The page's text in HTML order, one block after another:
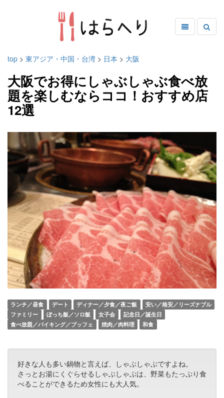
top > 東アジア・中国・台湾 > 日本 > 大阪
大阪でお得にしゃぶしゃぶ食べ放
題を楽しむならココ！おすすめ店
12選
ランチ／昼食 デート ディナー／夕食／夜ご飯
安い／格安／リーズナブル
ファミリー
ぼっち飯／ソロ飯 女子会
記念日／誕生日
食べ放題／バイキング／ブッフェ
焼肉／肉料理 和食
好きな人も多い鍋物と言えば、しゃぶしゃぶですよね。
さっとお湯にくぐらせるしゃぶしゃぶは、野菜もたっぷり食
べることができるため女性にも大人気。